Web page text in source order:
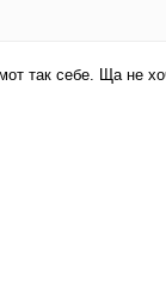
так себе. Ща не